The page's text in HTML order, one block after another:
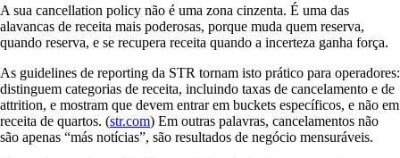
A sua cancellation policy não é uma zona cinzenta. É uma das
alavancas de receita mais poderosas, porque muda quem reserva,
quando reserva, e se recupera receita quando a incerteza ganha força.
As guidelines de reporting da STR tornam isto prático para operadores:
distinguem categorias de receita, incluindo taxas de cancelamento e de
attrition, e mostram que devem entrar em buckets específicos, e não em
receita de quartos. (str.com) Em outras palavras, cancelamentos não
são apenas “más notícias”, são resultados de negócio mensuráveis.